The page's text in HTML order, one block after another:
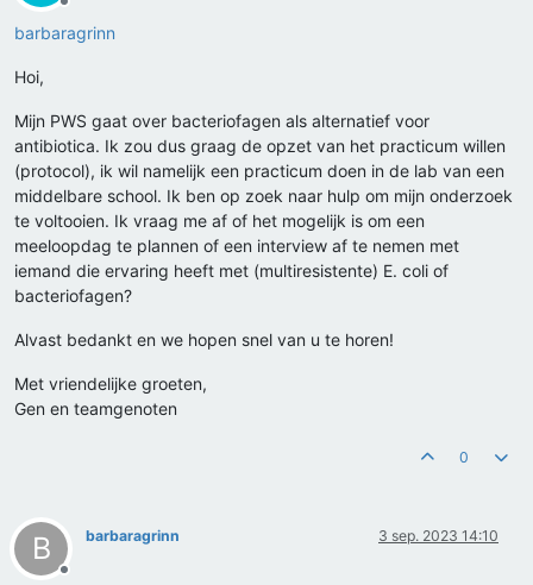
Offline
barbaragrinn
Hoi,
Mijn PWS gaat over bacteriofagen als alternatief voor
antibiotica. Ik zou dus graag de opzet van het practicum willen
(protocol), ik wil namelijk een practicum doen in de lab van een
middelbare school. Ik ben op zoek naar hulp om mijn onderzoek
te voltooien. Ik vraag me af of het mogelijk is om een
meeloopdag te plannen of een interview af te nemen met
iemand die ervaring heeft met (multiresistente) E. coli of
bacteriofagen?
Alvast bedankt en we hopen snel van u te horen!
Met vriendelijke groeten,
Gen en teamgenoten
0
B
Offline
barbaragrinn 3 sep. 2023 14:10